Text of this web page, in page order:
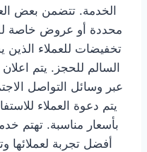
الخدمة. تتضمن بعض
محددة أو عروض خاصة
تخفيضات للعملاء
السالم للحجز. يتم
عبر وسائل التواصل
يتم دعوة العملاء
بأسعار مناسبة. تهتم
أفضل تجربة